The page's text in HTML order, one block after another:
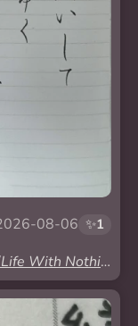
08-06 ✨1
Life With